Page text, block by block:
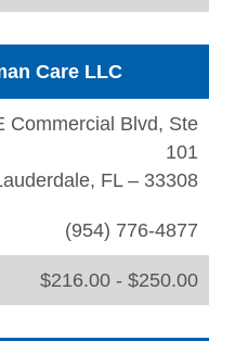
Care LLC
Commercial Blvd, Ste
101
FL – 33308
(954) 776-4877
$216.00 - $250.00